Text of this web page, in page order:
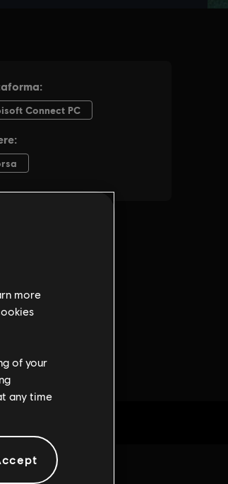
more
of your
any time